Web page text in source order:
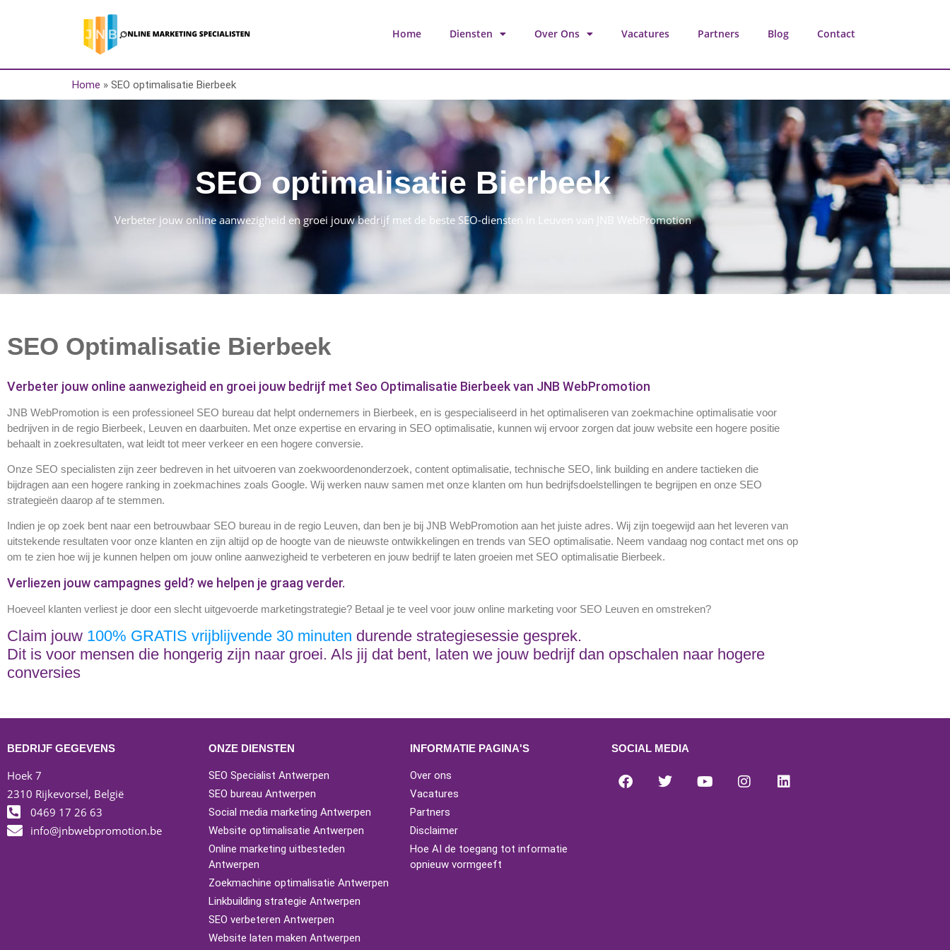
Home Diensten Over Ons Vacatures Partners Blog Contact
Home » SEO optimalisatie Bierbeek
SEO optimalisatie Bierbeek
Verbeter jouw online aanwezigheid en groei jouw bedrijf met de beste SEO-diensten in Leuven van JNB WebPromotion
SEO Optimalisatie Bierbeek
Verbeter jouw online aanwezigheid en groei jouw bedrijf met Seo Optimalisatie Bierbeek van JNB WebPromotion
JNB WebPromotion is een professioneel SEO bureau dat helpt ondernemers in Bierbeek, en is gespecialiseerd in het optimaliseren van zoekmachine optimalisatie voor
bedrijven in de regio Bierbeek, Leuven en daarbuiten. Met onze expertise en ervaring in SEO optimalisatie, kunnen wij ervoor zorgen dat jouw website een hogere positie
behaalt in zoekresultaten, wat leidt tot meer verkeer en een hogere conversie.
Onze SEO specialisten zijn zeer bedreven in het uitvoeren van zoekwoordenonderzoek, content optimalisatie, technische SEO, link building en andere tactieken die
bijdragen aan een hogere ranking in zoekmachines zoals Google. Wij werken nauw samen met onze klanten om hun bedrijfsdoelstellingen te begrijpen en onze SEO
strategieën daarop af te stemmen.
Indien je op zoek bent naar een betrouwbaar SEO bureau in de regio Leuven, dan ben je bij JNB WebPromotion aan het juiste adres. Wij zijn toegewijd aan het leveren van
uitstekende resultaten voor onze klanten en zijn altijd op de hoogte van de nieuwste ontwikkelingen en trends van SEO optimalisatie. Neem vandaag nog contact met ons op
om te zien hoe wij je kunnen helpen om jouw online aanwezigheid te verbeteren en jouw bedrijf te laten groeien met SEO optimalisatie Bierbeek.
Verliezen jouw campagnes geld? we helpen je graag verder.
Hoeveel klanten verliest je door een slecht uitgevoerde marketingstrategie? Betaal je te veel voor jouw online marketing voor SEO Leuven en omstreken?
Claim jouw 100% GRATIS vrijblijvende 30 minuten durende strategiesessie gesprek.
Dit is voor mensen die hongerig zijn naar groei. Als jij dat bent, laten we jouw bedrijf dan opschalen naar hogere
conversies
BEDRIJF GEGEVENS
Hoek 7
2310 Rijkevorsel, België
0469 17 26 63
info@jnbwebpromotion.be
ONZE DIENSTEN
SEO Specialist Antwerpen
SEO bureau Antwerpen
Social media marketing Antwerpen
Website optimalisatie Antwerpen
Online marketing uitbesteden
Antwerpen
Zoekmachine optimalisatie Antwerpen
Linkbuilding strategie Antwerpen
SEO verbeteren Antwerpen
Website laten maken Antwerpen
INFORMATIE PAGINA'S
Over ons
Vacatures
Partners
Disclaimer
Hoe AI de toegang tot informatie
opnieuw vormgeeft
SOCIAL MEDIA